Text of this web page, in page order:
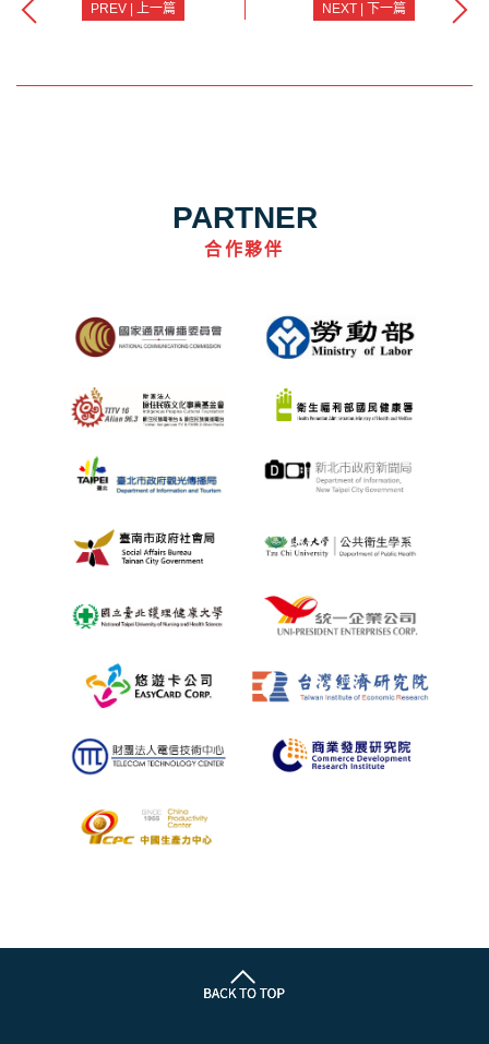
PREV | 上一篇 NEXT | 下一篇
PARTNER
合作夥伴